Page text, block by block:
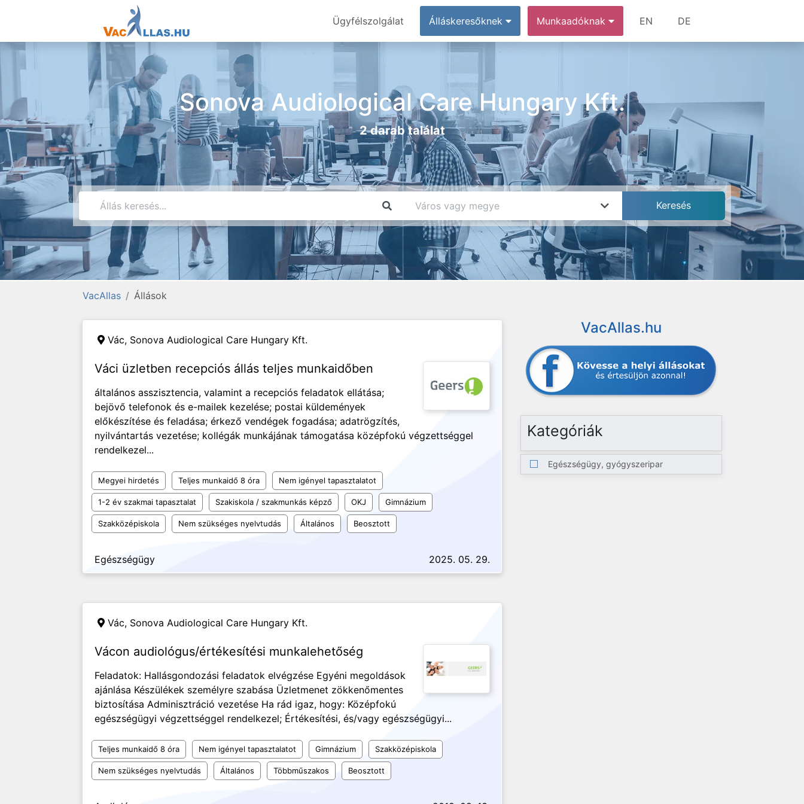
Ügyfélszolgálat Álláskeresőknek Munkaadóknak EN DE
Sonova Audiological Care Hungary Kft.
2 darab találat
VacAllas Állások
Vác, Sonova Audiological Care Hungary Kft.
Váci üzletben recepciós állás teljes munkaidőben
általános asszisztencia, valamint a recepciós feladatok ellátása;
bejövő telefonok és e-mailek kezelése; postai küldemények
előkészítése és feladása; érkező vendégek fogadása; adatrögzítés,
nyilvántartás vezetése; kollégák munkájának támogatása középfokú végzettséggel
rendelkezel...
Megyei hirdetés Teljes munkaidő 8 óra Nem igényel tapasztalatot
1-2 év szakmai tapasztalat Szakiskola / szakmunkás képző OKJ Gimnázium
Szakközépiskola Nem szükséges nyelvtudás Általános Beosztott
Egészségügy 2025. 05. 29.
Vác, Sonova Audiological Care Hungary Kft.
Vácon audiológus/értékesítési munkalehetőség
Feladatok: Hallásgondozási feladatok elvégzése Egyéni megoldások
ajánlása Készülékek személyre szabása Üzletmenet zökkenőmentes
biztosítása Adminisztráció vezetése Ha rád igaz, hogy: Középfokú
egészségügyi végzettséggel rendelkezel; Értékesítési, és/vagy egészségügyi...
Teljes munkaidő 8 óra Nem igényel tapasztalatot Gimnázium Szakközépiskola
Nem szükséges nyelvtudás Általános Többműszakos Beosztott
VacAllas.hu
Kategóriák
Egészségügy, gyógyszeripar